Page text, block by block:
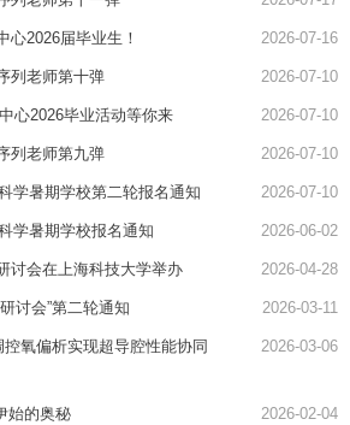
2026届毕业生！ 2026-07-16
列老师第十弹 2026-07-10
心2026毕业活动等你来 2026-07-10
列老师第九弹 2026-07-10
学暑期学校第二轮报名通知 2026-07-10
学暑期学校报名通知 2026-06-02
讨会在上海科技大学举办 2026-04-28
讨会”第二轮通知 2026-03-11
氧偏析实现超导腔性能协同
2026-03-06
始的奥秘 2026-02-04